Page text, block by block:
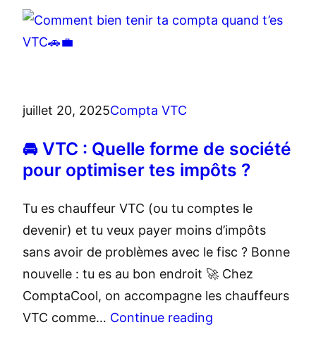
juillet 20, 2025Compta VTC
🚘 VTC : Quelle forme de société
pour optimiser tes impôts ?
Tu es chauffeur VTC (ou tu comptes le
devenir) et tu veux payer moins d’impôts
sans avoir de problèmes avec le fisc ? Bonne
nouvelle : tu es au bon endroit 🚀 Chez
ComptaCool, on accompagne les chauffeurs
VTC comme… Continue reading